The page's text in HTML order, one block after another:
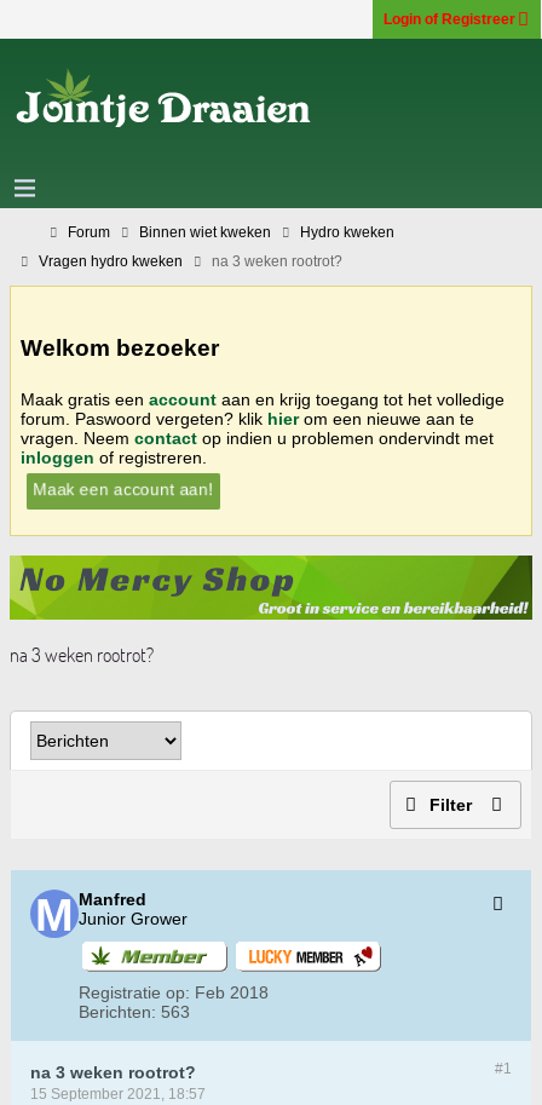
Login of Registreer
Forum Binnen wiet kweken
Hydro kweken
Vragen hydro kweken
na 3 weken rootrot?
Welkom bezoeker
Maak gratis een account aan en krijg toegang tot het volledige
forum. Paswoord vergeten? klik hierom een nieuwe aan te
vragen. Neem contact op indien u problemen ondervindt met
inloggen of registreren.
Maak een account aan!
na 3 weken rootrot?
Filter
Manfred
Junior Grower
Registratie op: Feb 2018
Berichten: 563
#1
na 3 weken rootrot?
15 September 2021, 18:57